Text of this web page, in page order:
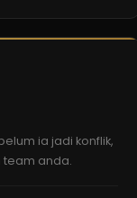
ia jadi konflik,
anda.